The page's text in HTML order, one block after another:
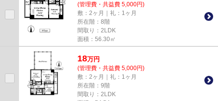
(管理費・共益費 5,000円)
敷：2ヶ月｜礼：1ヶ月
所在階：8階
間取り：2LDK
面積：56.30㎡
18万円
(管理費・共益費 5,000円)
敷：2ヶ月｜礼：1ヶ月
所在階：9階
間取り：2LDK